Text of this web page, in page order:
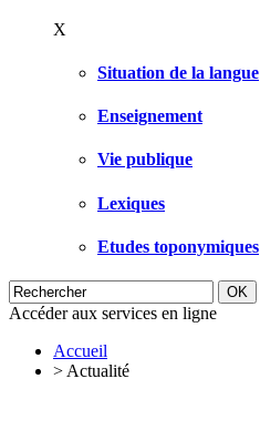
X
Situation de la langue
Enseignement
Vie publique
Lexiques
Etudes toponymiques
Accéder aux services en ligne
Accueil
> Actualité